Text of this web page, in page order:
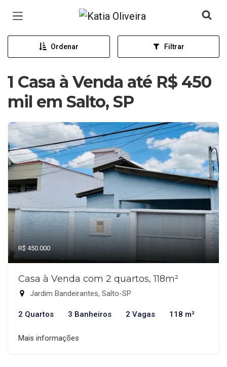
Página inicial
Ordenar Filtrar
1 Casa à Venda até R$ 450
mil em Salto, SP
R$ 450.000
Casa à Venda com 2 quartos, 118m²
Jardim Bandeirantes, Salto-SP
2 Quartos 3 Banheiros 2 Vagas 118 m²
Mais informações